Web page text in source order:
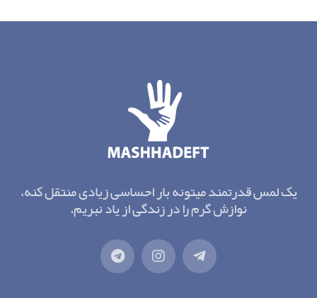
یک لمس قدرتمند میتونه بار احساسی زیادی منتقل کنه،
نوازش گرم را در زندگی از یاد نبریم.